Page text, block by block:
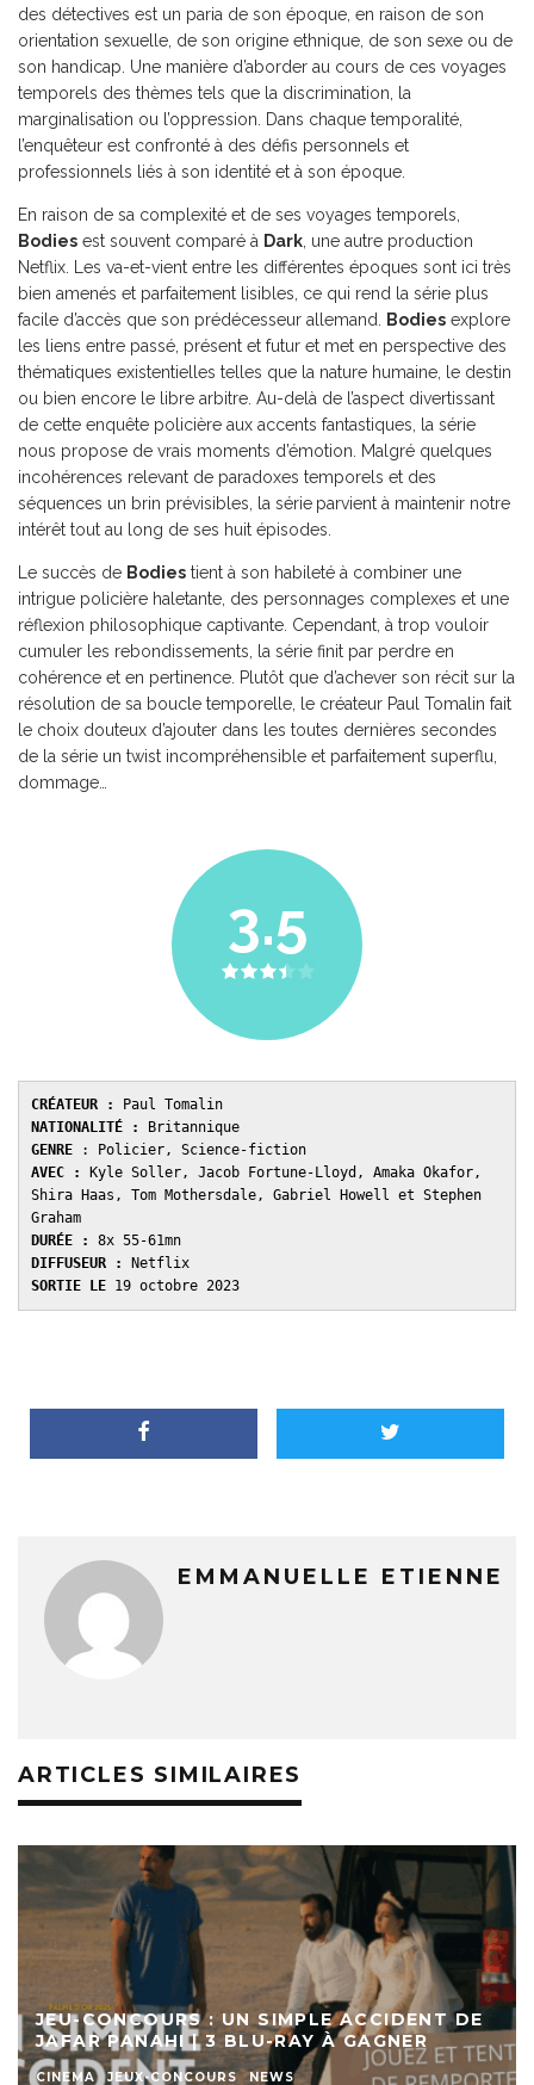
des détectives est un paria de son époque, en raison de son
orientation sexuelle, de son origine ethnique, de son sexe ou de
son handicap. Une manière d’aborder au cours de ces voyages
temporels des thèmes tels que la discrimination, la
marginalisation ou l’oppression. Dans chaque temporalité,
l’enquêteur est confronté à des défis personnels et
professionnels liés à son identité et à son époque.
En raison de sa complexité et de ses voyages temporels,
Bodies est souvent comparé à Dark , une autre production
Netflix. Les va-et-vient entre les différentes époques sont ici très
bien amenés et parfaitement lisibles, ce qui rend la série plus
facile d’accès que son prédécesseur allemand.
Bodies explore
les liens entre passé, présent et futur et met en perspective des
thématiques existentielles telles que la nature humaine, le destin
ou bien encore le libre arbitre. Au-delà de l’aspect divertissant
de cette enquête policière aux accents fantastiques, la série
nous propose de vrais moments d’émotion. Malgré quelques
incohérences relevant de paradoxes temporels et des
séquences un brin prévisibles, la série parvient à maintenir notre
intérêt tout au long de ses huit épisodes.
Le succès de Bodies tient à son habileté à combiner une
intrigue policière haletante, des personnages complexes et une
réflexion philosophique captivante. Cependant, à trop vouloir
cumuler les rebondissements, la série finit par perdre en
cohérence et en pertinence. Plutôt que d’achever son récit sur la
résolution de sa boucle temporelle, le créateur Paul Tomalin fait
le choix douteux d’ajouter dans les toutes dernières secondes
de la série un twist incompréhensible et parfaitement superflu,
dommage…
3.5
CRÉATEUR :
NATIONALITÉ :
GENRE
AVEC :
Kyle Soller, Jacob Fortune-Lloyd, Amaka Okafor,
Shira Haas, Tom Mothersdale, Gabriel Howell et Stephen
DURÉE :
DIFFUSEUR :
SORTIE LE 19 octobre 2023
EMMANUELLE ETIENNE
ARTICLES SIMILAIRES
JEU-CONCOURS : UN SIMPLE ACCIDENT DE
JAFAR PANAHI | 3 BLU-RAY À GAGNER
CINEMA JEUX-CONCOURS NEWS